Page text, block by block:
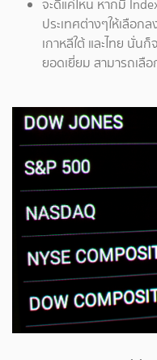
จะดีแค่ไหน หากมี
ประเทศต่างๆให้เลือ
เกาหลีใต้ และไทย นั่น
ยอดเยี่ยม สามารถเลื